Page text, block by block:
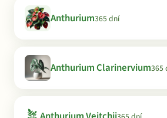
Anthurium365 dní
Anthurium Clarinervium365